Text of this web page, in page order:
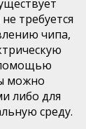
требуется
чипа,
можно
либо для
среду.